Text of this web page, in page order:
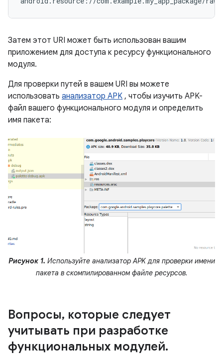
Затем этот URI может быть использован вашим
приложением для доступа к ресурсу функционального
модуля.
Для проверки путей в вашем URI вы можете
использовать анализатор APK , чтобы изучить APK-
файл вашего функционального модуля и определить
имя пакета:
Рисунок 1. Используйте анализатор APK для проверки имени
пакета в скомпилированном файле ресурсов.
Вопросы, которые следует
учитывать при разработке
функциональных модулей.